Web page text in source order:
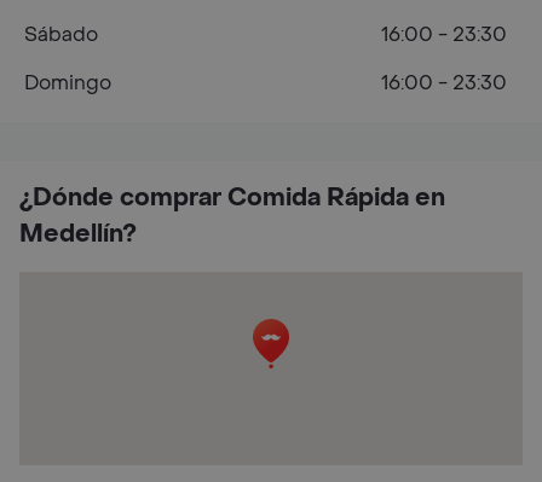
¿Dónde comprar Comida Rápida en
Medellín?
Sábado
16:00 - 23:30
Domingo
16:00 - 23:30